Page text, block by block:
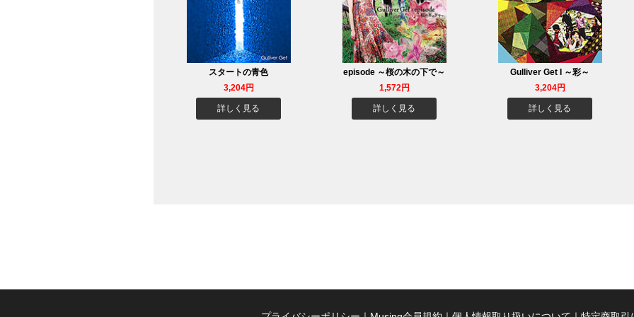
スタートの青色
3,204円
詳しく見る
episode ～桜の木の下で～
1,572円
詳しく見る
Gulliver Get I ～彩～
3,204円
詳しく見る